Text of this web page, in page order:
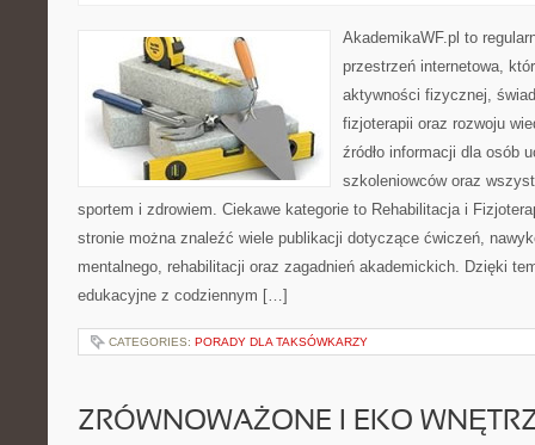
AkademikaWF.pl to
przestrzeń internetowa,
aktywności fizycznej,
fizjoterapii oraz rozwoju
źródło informacji dla osób
szkoleniowców oraz
sportem i zdrowiem. Ciekawe kategorie to Rehabilitacja i
stronie można znaleźć wiele publikacji dotyczące ćwiczeń,
mentalnego, rehabilitacji oraz zagadnień akademickich. Dzięki
edukacyjne z codziennym […]
CATEGORIES: PORADY DLA TAKSÓWKARZY
ZRÓWNOWAŻONE I EKO